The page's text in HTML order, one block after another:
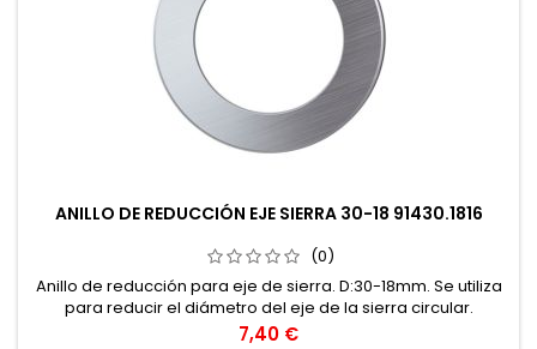
ANILLO DE REDUCCIÓN EJE SIERRA 30-18 91430.1816
(0)
Anillo de reducción para eje de sierra. D:30-18mm. Se utiliza
para reducir el diámetro del eje de la sierra circular.
Precio
7,40 €